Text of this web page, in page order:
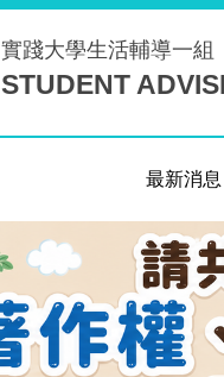
實踐大學生活輔導一組
STUDENT
最新消息